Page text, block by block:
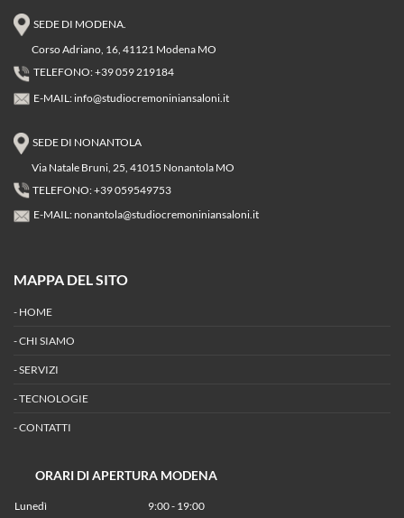
SEDE DI MODENA.
Corso Adriano, 16, 41121 Modena MO
TELEFONO: +39 059 219184
E-MAIL: info@studiocremoniniansaloni.it
SEDE DI NONANTOLA
Via Natale Bruni, 25, 41015 Nonantola MO
TELEFONO: +39 059549753
E-MAIL:nonantola@studiocremoniniansaloni.it
MAPPA DEL SITO
- HOME
-CHI SIAMO
-SERVIZI
-TECNOLOGIE
-CONTATTI
ORARI DI APERTURA MODENA
Lunedì 9:00 - 19:00